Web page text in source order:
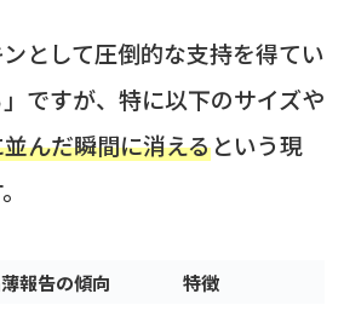
として圧倒的な支持を得てい
ですが、特に以下のサイズや
んだ瞬間に消えるという現
報告の傾向 特徴